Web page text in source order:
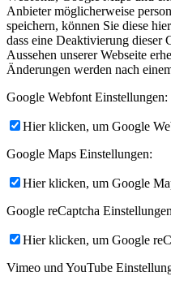
Anbieter möglicherweise
speichern, können Sie diese
dass eine Deaktivierung dieser
Aussehen unserer Webseite
Änderungen werden nach
Google Webfont Einstellungen:
Hier klicken, um Google
Google Maps Einstellungen:
Hier klicken, um Google
Google reCaptcha
Hier klicken, um Google
Vimeo und YouTube